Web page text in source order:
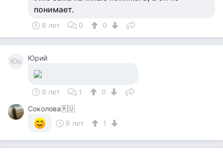
понимает.
6 лет 0 0
Юр Юрий
6 лет 1
0
Соколова🇷🇺
6 лет
1